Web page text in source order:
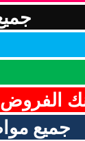
الفروض
جميع